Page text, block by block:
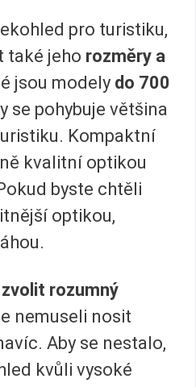
pro turistiku,
také jeho rozměry a
jsou modely do 700
se pohybuje většina
Kompaktní
kvalitní optikou
byste chtěli
optikou,
zvolit rozumný
nemuseli nosit
Aby se nestalo,
kvůli vysoké